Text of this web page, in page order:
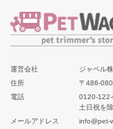
運営会社
ジャペル
住所
〒486-
電話
0120-
土日祝を
メールアドレス
info@pet-